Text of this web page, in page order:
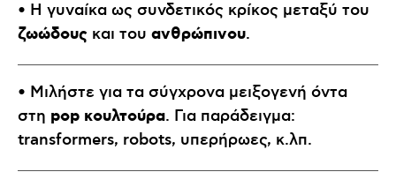
• Η γυναίκα ως συνδετικός κρίκος μεταξύ του
ζωώδους και του ανθρώπινου.
• Μιλήστε για τα σύγχρονα μειξογενή όντα
στη pop κουλτούρα. Για παράδειγμα:
transformers, robots, υπερήρωες, κ.λπ.